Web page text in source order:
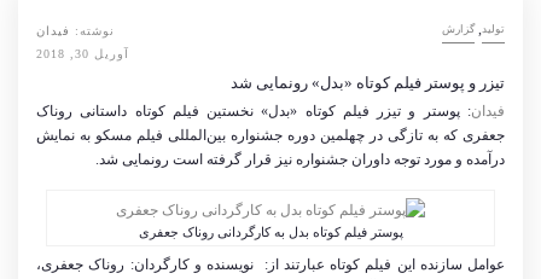
تولید,گزارش نوشته:
فیدان
آوریل 30, 2018
تیزر و پوستر فیلم کوتاه «بدل» رونمایی شد
فیدان: پوستر و تیزر فیلم کوتاه «بدل» نخستین فیلم کوتاه داستانی روناک
جعفری که به تازگی در چهلمین دوره جشنواره بین‌المللی فیلم مسکو به نمایش
درآمده و مورد توجه داوران جشنواره نیز قرار گرفته است رونمایی شد.
پوستر فیلم کوتاه بدل به کارگردانی روناک جعفری
عوامل سازنده‌ این فیلم کوتاه عبارتند از:
نویسنده و کارگردان: روناک جعفری،